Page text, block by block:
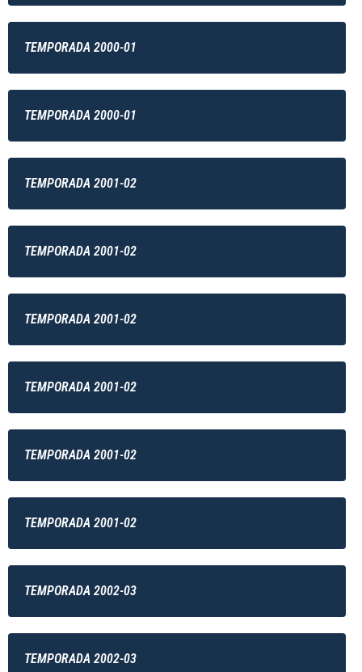
TEMPORADA 2000-01
TEMPORADA 2000-01
TEMPORADA 2001-02
TEMPORADA 2001-02
TEMPORADA 2001-02
TEMPORADA 2001-02
TEMPORADA 2001-02
TEMPORADA 2001-02
TEMPORADA 2002-03
TEMPORADA 2002-03